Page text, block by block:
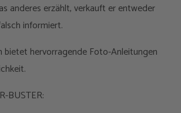
anderes erzählt, verkauft er entweder
informiert.
bietet hervorragende Foto-Anleitungen
BUSTER: